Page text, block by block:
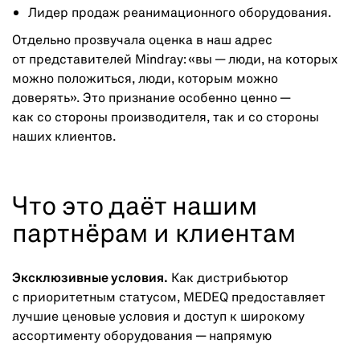
Лидер продаж реанимационного оборудования.
Отдельно прозвучала оценка в наш адрес
от представителей Mindray: «вы — люди, на которых
можно положиться, люди, которым можно
доверять». Это признание особенно ценно —
как со стороны производителя, так и со стороны
наших клиентов.
Что это даёт нашим
партнёрам и клиентам
Эксклюзивные условия. Как дистрибьютор
с приоритетным статусом, MEDEQ предоставляет
лучшие ценовые условия и доступ к широкому
ассортименту оборудования — напрямую